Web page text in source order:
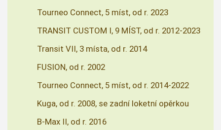
Tourneo Connect, 5 míst, od r. 2023
TRANSIT CUSTOM I, 9 MÍST, od r. 2012-2023
Transit VII, 3 místa, od r. 2014
FUSION, od r. 2002
Tourneo Connect, 5 míst, od r. 2014-2022
Kuga, od r. 2008, se zadní loketní opěrkou
B-Max II, od r. 2016